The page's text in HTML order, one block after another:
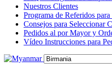
Nuestros Clientes
Programa de Referidos para
Consejos para Seleccionar
Pedidos al por Mayor y
Vídeo Instrucciones para